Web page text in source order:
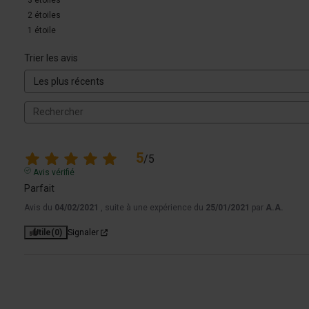
2 étoiles
1 étoile
Trier les avis
5/5
Avis vérifié
Parfait
Avis du 04/02/2021 , suite à une expérience du 25/01/2021 par A.A.
Utile(0) Signaler